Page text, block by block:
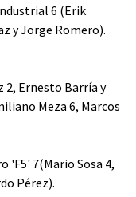
6 (Erik
y Jorge Romero).
2, Ernesto Barría y
Meza 6, Marcos
'F5' 7(Mario Sosa 4,
Pérez).